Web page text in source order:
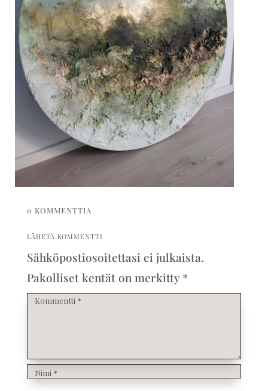
0 KOMMENTTIA
LÄHETÄ KOMMENTTI
Sähköpostiosoitettasi ei julkaista.
Pakolliset kentät on merkitty*